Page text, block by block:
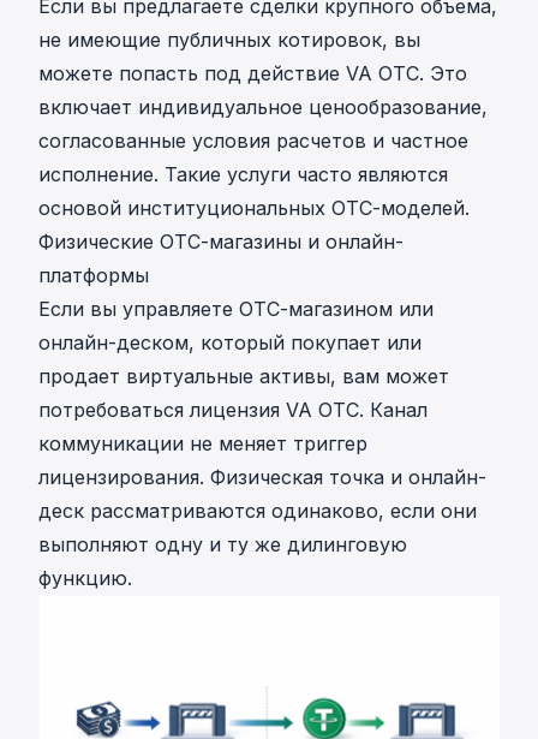
Если вы предлагаете сделки крупного объема,
не имеющие публичных котировок, вы
можете попасть под действие VA OTC. Это
включает индивидуальное ценообразование,
согласованные условия расчетов и частное
исполнение. Такие услуги часто являются
основой институциональных OTC-моделей.
Физические OTC-магазины и онлайн-
платформы
Если вы управляете OTC-магазином или
онлайн-деском, который покупает или
продает виртуальные активы, вам может
потребоваться лицензия VA OTC. Канал
коммуникации не меняет триггер
лицензирования. Физическая точка и онлайн-
деск рассматриваются одинаково, если они
выполняют одну и ту же дилинговую
функцию.